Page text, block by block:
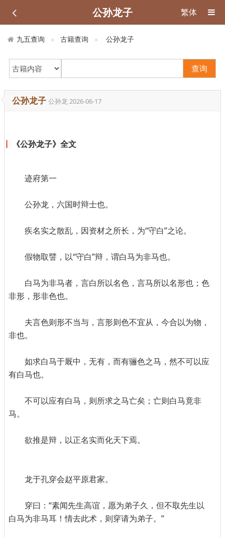
公孙龙子 繁体
九五查询 古籍查询 公孙龙子
查询
公孙龙子 公孙龙2026-06-17
《公孙龙子》全文
迹府第一
公孙龙，六国时辩士也。
疾名实之散乱，因资材之所长，为“守白”之论。
假物取譬，以“守白”辩，谓白马为非马也。
白马为非马者，言白所以名色，言马所以名形也；色
非形，形非色也。
夫言色则形不当与，言形则色不宜从，今合以为物，
非也。
如求白马于厩中，无有，而有骊色之马，然不可以应
有白马也。
不可以应有白马，则所求之马亡矣；亡则白马竟非
马。
欲推是辩，以正名实而化天下焉。
龙于孔穿会赵平原君家。
穿曰：“素闻先生高谊，愿为弟子久，但不取先生以
白马为非马耳！情去此术，则穿请为弟子。”